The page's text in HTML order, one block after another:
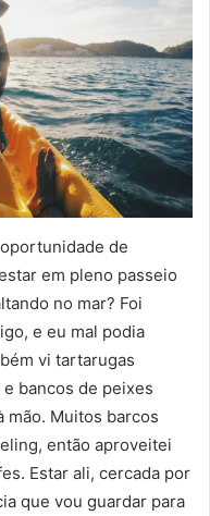
de
em pleno passeio
no mar? Foi
e eu mal podia
vi tartarugas
bancos de peixes
mão. Muitos barcos
então aproveitei
Estar ali, cercada por
que vou guardar para